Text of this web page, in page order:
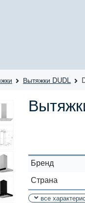
Вытяжки DUDL
Бренд
Страна
все